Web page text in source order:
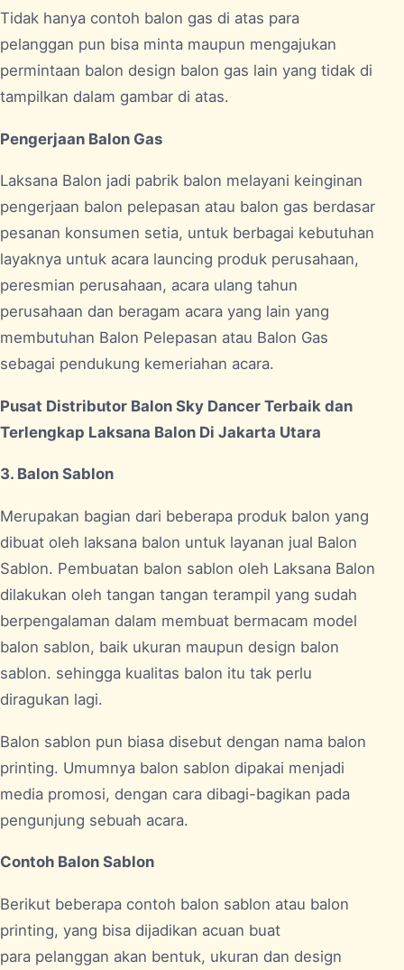
Tidak hanya contoh balon gas di atas para
pelanggan pun bisa minta maupun mengajukan
permintaan balon design balon gas lain yang tidak di
tampilkan dalam gambar di atas.
Pengerjaan Balon Gas
Laksana Balon jadi pabrik balon melayani keinginan
pengerjaan balon pelepasan atau balon gas berdasar
pesanan konsumen setia, untuk berbagai kebutuhan
layaknya untuk acara launcing produk perusahaan,
peresmian perusahaan, acara ulang tahun
perusahaan dan beragam acara yang lain yang
membutuhan Balon Pelepasan atau Balon Gas
sebagai pendukung kemeriahan acara.
Pusat Distributor Balon Sky Dancer Terbaik dan
Terlengkap Laksana Balon Di Jakarta Utara
3. Balon Sablon
Merupakan bagian dari beberapa produk balon yang
dibuat oleh laksana balon untuk layanan jual Balon
Sablon. Pembuatan balon sablon oleh Laksana Balon
dilakukan oleh tangan tangan terampil yang sudah
berpengalaman dalam membuat bermacam model
balon sablon, baik ukuran maupun design balon
sablon. sehingga kualitas balon itu tak perlu
diragukan lagi.
Balon sablon pun biasa disebut dengan nama balon
printing. Umumnya balon sablon dipakai menjadi
media promosi, dengan cara dibagi-bagikan pada
pengunjung sebuah acara.
Contoh Balon Sablon
Berikut beberapa contoh balon sablon atau balon
printing, yang bisa dijadikan acuan buat
para pelanggan akan bentuk, ukuran dan design